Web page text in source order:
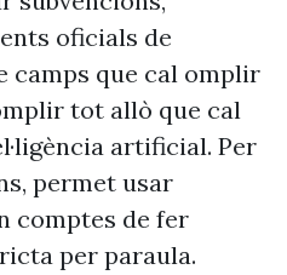
oficials de
camps que cal omplir
tot allò que cal
artificial. Per
permet usar
comptes de fer
per paraula.